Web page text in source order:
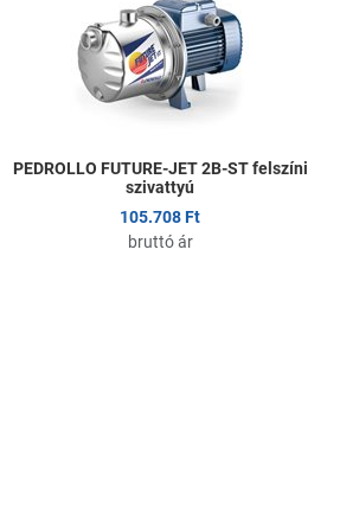
PEDROLLO FUTURE-JET 2B-ST felszíni
szivattyú
105.708 Ft
bruttó ár